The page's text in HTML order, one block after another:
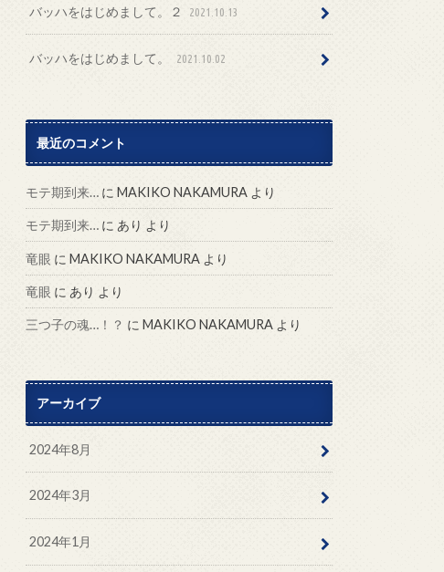
バッハをはじめまして。２ 2021.10.13
バッハをはじめまして。 2021.10.02
最近のコメント
モテ期到来… に MAKIKO NAKAMURA より
モテ期到来… に あり より
竜眼 に MAKIKO NAKAMURA より
竜眼 に あり より
三つ子の魂…！？ に MAKIKO NAKAMURA より
アーカイブ
2024年8月
2024年3月
2024年1月